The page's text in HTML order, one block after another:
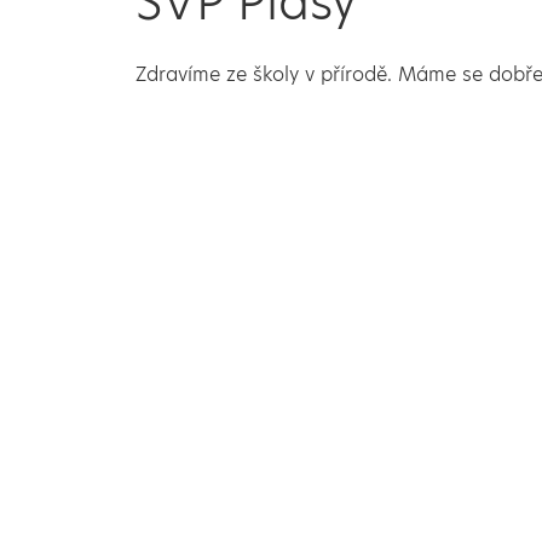
Zdravíme ze školy v přírodě. Máme se